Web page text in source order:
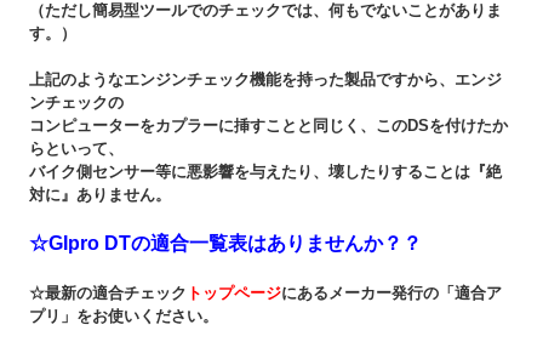
（ただし簡易型ツールでのチェックでは、何もでないことがありま
す。）
上記のようなエンジンチェック機能を持った製品ですから、エンジ
ンチェックの
コンピューターをカプラーに挿すことと同じく、このDSを付けたか
らといって、
バイク側センサー等に悪影響を与えたり、壊したりすることは 『絶
対に』ありません。
☆GIpro DTの適合一覧表はありませんか？？
☆最新の適合チェック トップページにあるメーカー発行の「適合ア
プリ」をお使いください。